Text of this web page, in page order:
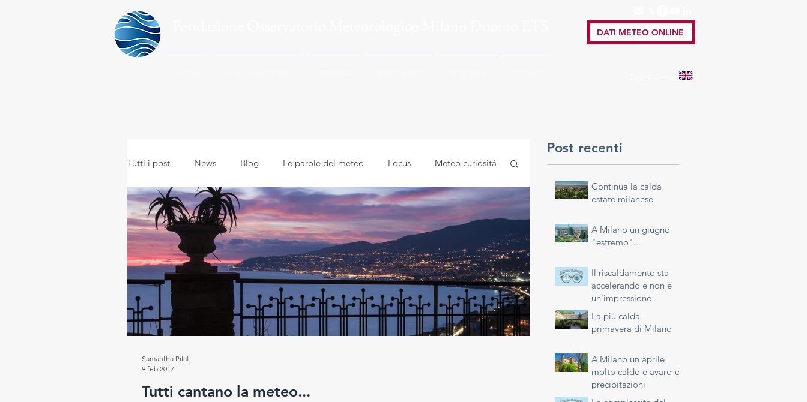
DATI METEO ONLINE
Tutti i post News Blog Le parole del meteo Focus Meteo curiosità
Meteo in everyday life Ambiente Astrocuriosità Meteo e Salute
Meteo e viaggi Meteorologia applicata Meteorologia e climatologia
Progetto RESEt Salute e sicurezza sui luoghi di la Cambiamento climatico
Rubrica del Direttore Scientifico
Tutti cantano la meteo...
Samantha Pilati
9 feb 2017
Post recenti
Continua la calda
estate milanese
A Milano un giugno
"estremo"...
Il riscaldamento sta
accelerando e non è
un’impressione
La più calda
primavera di Milano
A Milano un aprile
molto caldo e avaro di
precipitazioni